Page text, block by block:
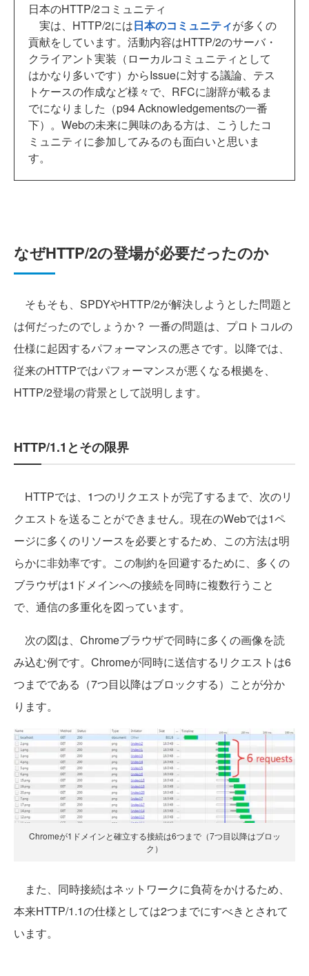
日本のHTTP/2コミュニティ
実は、HTTP/2には日本のコミュニティが多くの
貢献をしています。活動内容はHTTP/2のサーバ・
クライアント実装（ローカルコミュニティとして
はかなり多いです）からIssueに対する議論、テス
トケースの作成など様々で、RFCに謝辞が載るま
でになりました（p94 Acknowledgementsの一番
下）。Webの未来に興味のある方は、こうしたコ
ミュニティに参加してみるのも面白いと思いま
す。
なぜHTTP/2の登場が必要だったのか
そもそも、SPDYやHTTP/2が解決しようとした問題と
は何だったのでしょうか？ 一番の問題は、プロトコルの
仕様に起因するパフォーマンスの悪さです。以降では、
従来のHTTPではパフォーマンスが悪くなる根拠を、
HTTP/2登場の背景として説明します。
HTTP/1.1とその限界
HTTPでは、1つのリクエストが完了するまで、次のリ
クエストを送ることができません。現在のWebでは1ペ
ージに多くのリソースを必要とするため、この方法は明
らかに非効率です。この制約を回避するために、多くの
ブラウザは1ドメインへの接続を同時に複数行うこと
で、通信の多重化を図っています。
次の図は、Chromeブラウザで同時に多くの画像を読
み込む例です。Chromeが同時に送信するリクエストは6
つまでである（7つ目以降はブロックする）ことが分か
ります。
Chromeが1ドメインと確立する接続は6つまで（7つ目以降はブロッ
ク）
また、同時接続はネットワークに負荷をかけるため、
本来HTTP/1.1の仕様としては2つまでにすべきとされて
います。